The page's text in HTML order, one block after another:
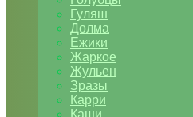
Гуляш
Долма
Ежики
Жаркое
Жульен
Зразы
Карри
Каши